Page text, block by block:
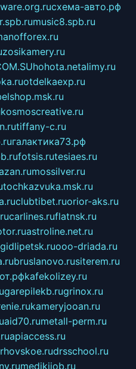
схема-авто.рф
music8.spb.ru
zosikamery.ru
hohota.netalimy.ru
otdelkaexp.ru
kosmoscreative.ru
tiffany-c.ru
галактика73.рф
fotsis.rutesiaes.ru
mossilver.ru
tochkazvuka.msk.ru
clubtibet.ruorior-aks.ru
carlines.ruflatnsk.ru
astroline.net.ru
gidlipetsk.ruooo-driada.ru
bruslanovo.rusiterem.ru
kafekolizey.ru
grinox.ru
kameryjooan.ru
aid70.rumetall-perm.ru
apiaccess.ru
drsschool.ru
medikijob.ru